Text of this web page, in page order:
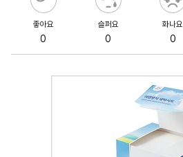
좋아요
0
슬퍼요
0
화나요
0